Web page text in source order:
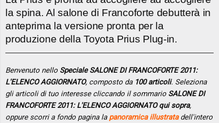
la spina. Al salone di Francoforte debutterà in
anteprima la versione pronta per la
produzione della Toyota Prius Plug-in.
Benvenuto nello Speciale SALONE DI FRANCOFORTE 2011:
L'ELENCO AGGIORNATO, composto da 100 articoli. Seleziona
gli articoli di tuo interesse cliccando il sommario SALONE DI
FRANCOFORTE 2011: L'ELENCO AGGIORNATO qui sopra,
oppure scorri a fondo pagina la panoramica illustratadell'intero